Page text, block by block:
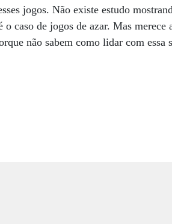
jogos. Não existe estudo
caso de jogos de azar. Mas merece
não sabem como lidar com essa